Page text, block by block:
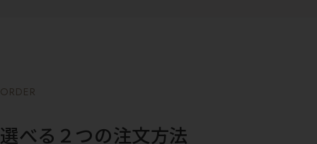
ORDER
選べる２つの注文方法